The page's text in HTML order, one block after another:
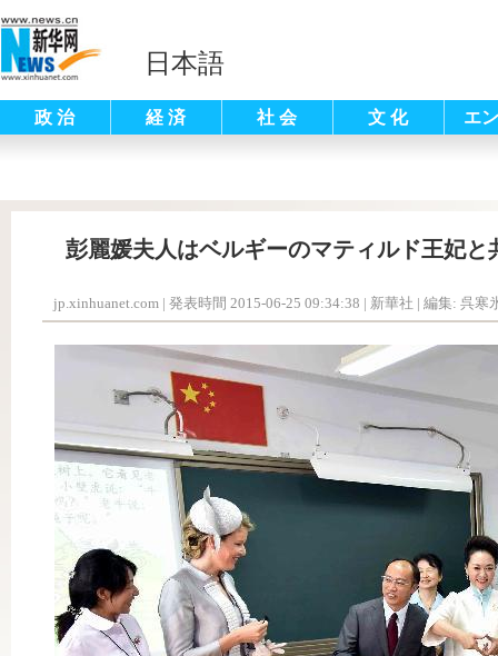
日本語
政 治 経 済 社 会 文 化 エ
彭麗媛夫人はベルギーのマティルド王妃
jp.xinhuanet.com | 発表時間 2015-06-25 09:34:38 | 新華社 | 編集: 呉寒